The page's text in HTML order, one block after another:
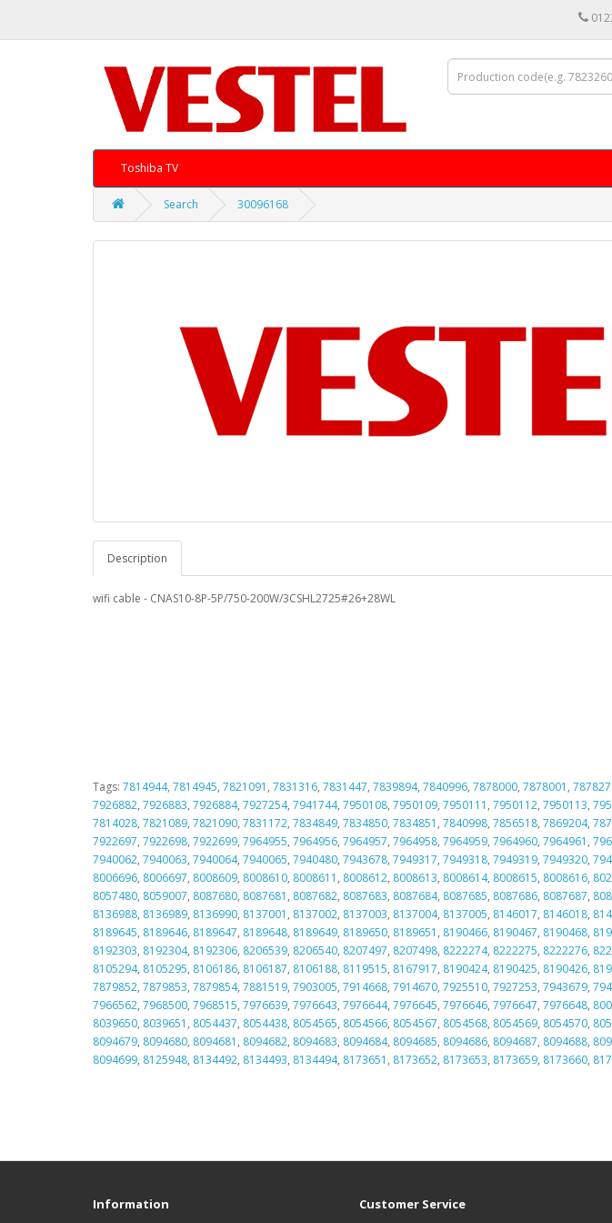
Toshiba TV
Search 30096168
Description
wifi cable - CNAS10-8P-5P/750-200W/3CSHL2725#26+28WL
Tags: 7814944, 7814945, 7821091 , 7831316, 7831447, 7839894, 7840996, 7878000, 7878001 ,
7926882, 7926883, 7926884, 7927254, 7941744, 7950108, 7950109, 7950111 , 7950112, 7950113,
7814028, 7821089, 7821090, 7831172, 7834849, 7834850, 7834851 , 7840998, 7856518, 7869204,
7922697, 7922698, 7922699, 7964955, 7964956, 7964957, 7964958, 7964959, 7964960, 7964961 ,
7940062, 7940063, 7940064, 7940065, 7940480, 7943678, 7949317, 7949318, 7949319, 7949320,
8006696, 8006697, 8008609, 8008610, 8008611 , 8008612, 8008613, 8008614, 8008615, 8008616,
8057480, 8059007, 8087680, 8087681 , 8087682, 8087683, 8087684, 8087685, 8087686, 8087687,
8136988, 8136989, 8136990, 8137001 , 8137002, 8137003, 8137004, 8137005, 8146017, 8146018,
8189645, 8189646, 8189647, 8189648, 8189649, 8189650, 8189651 , 8190466, 8190467, 8190468,
8192303, 8192304, 8192306, 8206539, 8206540, 8207497, 8207498, 8222274, 8222275, 8222276,
8105294, 8105295, 8106186, 8106187, 8106188, 8119515, 8167917, 8190424, 8190425, 8190426,
7879852, 7879853, 7879854, 7881519, 7903005, 7914668, 7914670, 7925510, 7927253, 7943679,
7966562, 7968500, 7968515, 7976639, 7976643, 7976644, 7976645, 7976646, 7976647, 7976648,
8039650, 8039651 , 8054437, 8054438, 8054565, 8054566, 8054567, 8054568, 8054569, 8054570,
8094679, 8094680, 8094681 , 8094682, 8094683, 8094684, 8094685, 8094686, 8094687, 8094688,
8094699, 8125948, 8134492, 8134493, 8134494, 8173651 , 8173652, 8173653, 8173659, 8173660,
Information Customer Service